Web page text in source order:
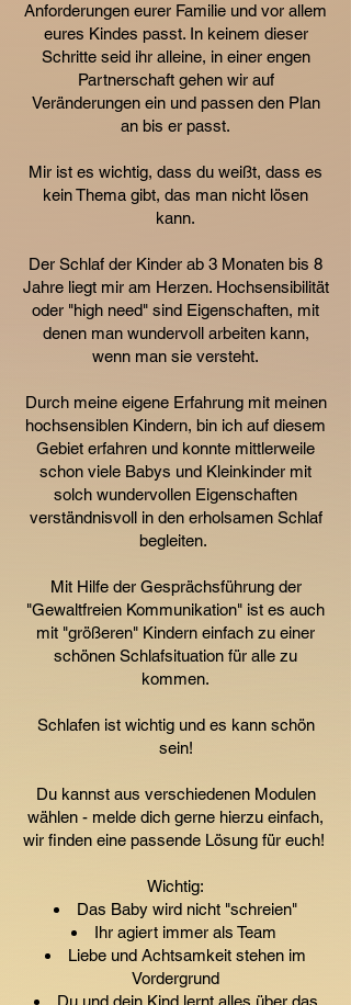
Anforderungen eurer Familie und vor allem
eures Kindes passt. In keinem dieser
Schritte seid ihr alleine, in einer engen
Partnerschaft gehen wir auf
Veränderungen ein und passen den Plan
an bis er passt.
Mir ist es wichtig, dass du weißt, dass es
kein Thema gibt, das man nicht lösen
kann.
Der Schlaf der Kinder ab 3 Monaten bis 8
Jahre liegt mir am Herzen. Hochsensibilität
oder "high need" sind Eigenschaften, mit
denen man wundervoll arbeiten kann,
wenn man sie versteht.
Durch meine eigene Erfahrung mit meinen
hochsensiblen Kindern, bin ich auf diesem
Gebiet erfahren und konnte mittlerweile
schon viele Babys und Kleinkinder mit
solch wundervollen Eigenschaften
verständnisvoll in den erholsamen Schlaf
begleiten.
Mit Hilfe der Gesprächsführung der
"Gewaltfreien Kommunikation" ist es auch
mit "größeren" Kindern einfach zu einer
schönen Schlafsituation für alle zu
kommen.
Schlafen ist wichtig und es kann schön
sein!
Du kannst aus verschiedenen Modulen
wählen - melde dich gerne hierzu einfach,
wir finden eine passende Lösung für euch!
Wichtig:
Das Baby wird nicht "schreien"
Ihr agiert immer als Team
Liebe und Achtsamkeit stehen im
Vordergrund